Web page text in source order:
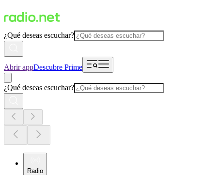
¿Qué deseas escuchar?
Abrir appDescubre Prime
¿Qué deseas escuchar?
Radio